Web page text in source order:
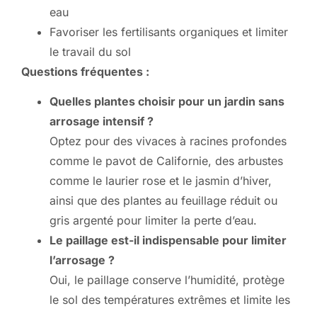
eau
Favoriser les fertilisants organiques et limiter
le travail du sol
Questions fréquentes :
Quelles plantes choisir pour un jardin sans
arrosage intensif ?
Optez pour des vivaces à racines profondes
comme le pavot de Californie, des arbustes
comme le laurier rose et le jasmin d’hiver,
ainsi que des plantes au feuillage réduit ou
gris argenté pour limiter la perte d’eau.
Le paillage est-il indispensable pour limiter
l’arrosage ?
Oui, le paillage conserve l’humidité, protège
le sol des températures extrêmes et limite les